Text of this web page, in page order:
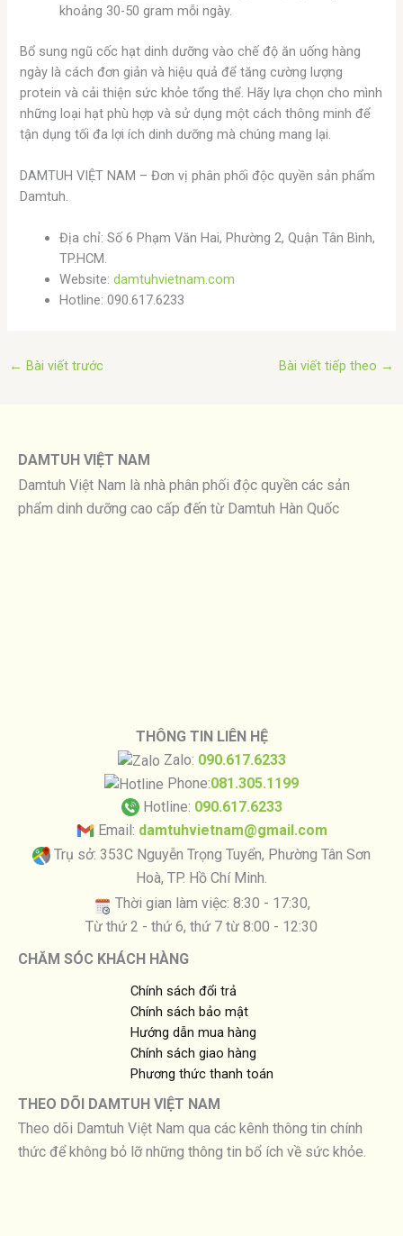
khoảng 30-50 gram mỗi ngày.
Bổ sung ngũ cốc hạt dinh dưỡng vào chế độ ăn uống hàng
ngày là cách đơn giản và hiệu quả để tăng cường lượng
protein và cải thiện sức khỏe tổng thể. Hãy lựa chọn cho mình
những loại hạt phù hợp và sử dụng một cách thông minh để
tận dụng tối đa lợi ích dinh dưỡng mà chúng mang lại.
DAMTUH VIỆT NAM – Đơn vị phân phối độc quyền sản phẩm
Damtuh.
Địa chỉ: Số 6 Phạm Văn Hai, Phường 2, Quận Tân Bình,
TP.HCM.
Website: damtuhvietnam.com
Hotline: 090.617.6233
← Bài viết trước Bài viết tiếp theo →
DAMTUH VIỆT NAM
Damtuh Việt Nam là nhà phân phối độc quyền các sản
phẩm dinh dưỡng cao cấp đến từ Damtuh Hàn Quốc
THÔNG TIN LIÊN HỆ
Zalo: 090.617.6233
Phone:081.305.1199
Hotline: 090.617.6233
Email: damtuhvietnam@gmail.com
Trụ sở: 353C Nguyễn Trọng Tuyển, Phường Tân Sơn
Hoà, TP. Hồ Chí Minh.
Thời gian làm việc: 8:30 - 17:30,
Từ thứ 2 - thứ 6, thứ 7 từ 8:00 - 12:30
CHĂM SÓC KHÁCH HÀNG
Chính sách đổi trả
Chính sách bảo mật
Hướng dẫn mua hàng
Chính sách giao hàng
Phương thức thanh toán
THEO DÕI DAMTUH VIỆT NAM
Theo dõi Damtuh Việt Nam qua các kênh thông tin chính
thức để không bỏ lỡ những thông tin bổ ích về sức khỏe.